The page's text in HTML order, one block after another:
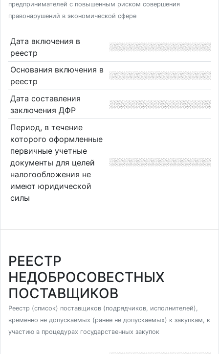
предпринимателей с повышенным риском совершения
правонарушений в экономической сфере
Дата включения в
реестр
Основания включения в
реестр
Дата составления
заключения ДФР
Период, в течение
которого оформленные
первичные учетные
документы для целей
налогообложения не
имеют юридической
силы
РЕЕСТР
НЕДОБРОСОВЕСТНЫХ
ПОСТАВЩИКОВ
Реестр (список) поставщиков (подрядчиков, исполнителей),
временно не допускаемых (ранее не допускаемых) к закупкам, к
участию в процедурах государственных закупок